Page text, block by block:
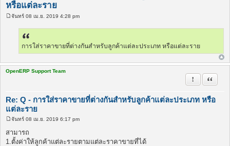
หรือแต่ละราย
จันทร์ 08 เม.ย. 2019 4:28 pm
การใส่ราคาขายที่ต่างกันสำหรับลูกค้าแต่ละประเภท หรือแต่ละราย
OpenERP Support Team
Re: Q - การใส่ราคาขายที่ต่างกันสำหรับลูกค้าแต่ละประเภท หรือ
แต่ละราย
รายงานในข้
อ้างคำ
พ
ส
ต์
จันทร์ 08 เม.ย. 2019 6:17 pm
สามารถ
1.ตั้งค่าให้ลูกค้าแต่ละรายตามแต่ละราคาขายที่ได้